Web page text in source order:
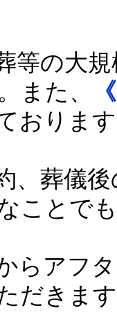
等の大
また、
おりま
、葬儀
ことで
らアフ
だきま